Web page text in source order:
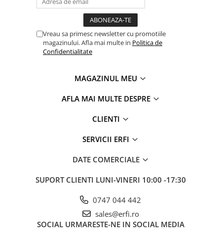
Vreau sa primesc newsletter cu promotiile
magazinului. Afla mai multe in Politica de
Confidentialitate
MAGAZINUL MEU
AFLA MAI MULTE DESPRE
CLIENTI
SERVICII ERFI
DATE COMERCIALE
SUPORT CLIENTI LUNI-VINERI 10:00 -17:30
0747 044 442
sales@erfi.ro
SOCIAL URMARESTE-NE IN SOCIAL MEDIA